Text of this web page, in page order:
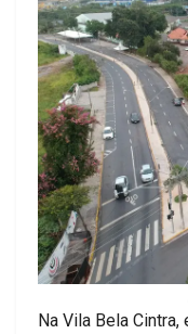
Na Vila Bela